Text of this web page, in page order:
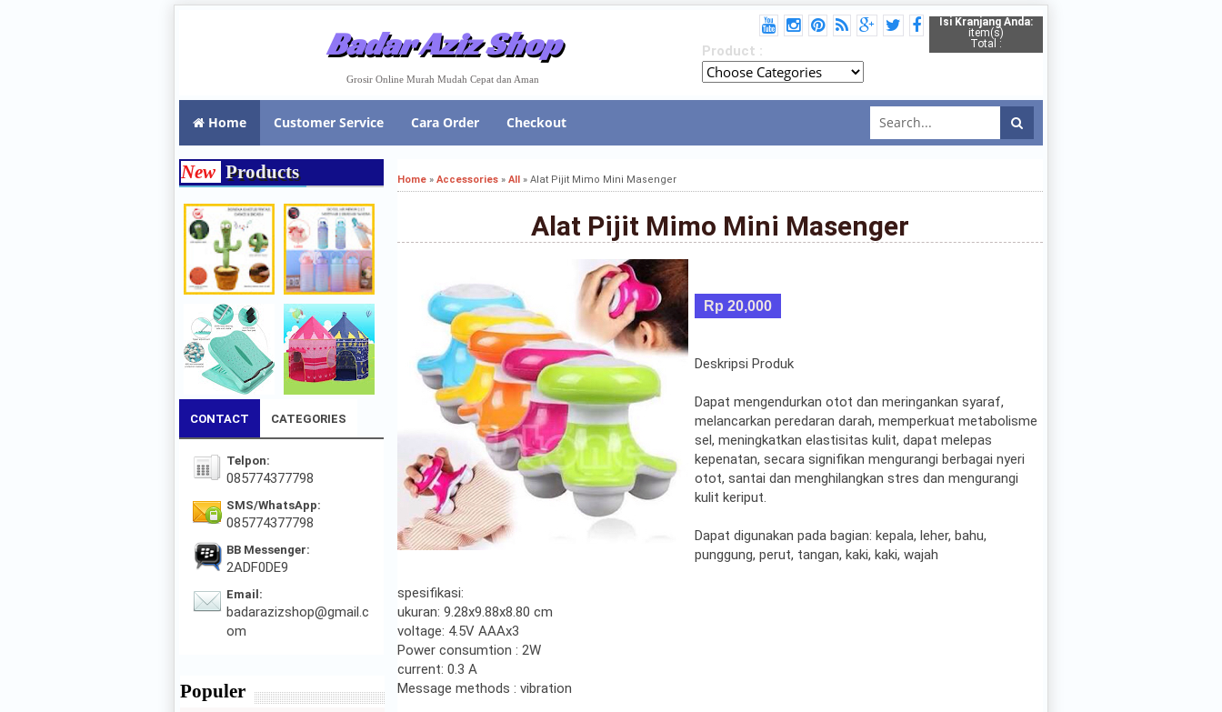
Badar Aziz Shop
Grosir Online Murah Mudah Cepat dan Aman
Isi Kranjang Anda:
item(s)
Total :
Product :
Home Customer Service Cara Order Checkout
Home » Accessories » All » Alat Pijit Mimo Mini Masenger
Alat Pijit Mimo Mini Masenger
Rp 20,000
Deskripsi Produk
Dapat mengendurkan otot dan meringankan syaraf,
melancarkan peredaran darah, memperkuat metabolisme
sel, meningkatkan elastisitas kulit, dapat melepas
kepenatan, secara signifikan mengurangi berbagai nyeri
otot, santai dan menghilangkan stres dan mengurangi
kulit keriput.
Dapat digunakan pada bagian: kepala, leher, bahu,
punggung, perut, tangan, kaki, kaki, wajah
spesifikasi:
ukuran: 9.28x9.88x8.80 cm
voltage: 4.5V AAAx3
Power consumtion : 2W
current: 0.3 A
Message methods : vibration
New Products
CONTACT CATEGORIES
Telpon:
085774377798
SMS/WhatsApp:
085774377798
BB Messenger:
2ADF0DE9
Email:
badarazizshop@gmail.c
om
Populer